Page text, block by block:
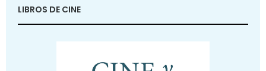
LIBROS DE CINE